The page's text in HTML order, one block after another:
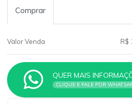
Comprar
Valor Venda R$
QUER MAIS
CLIQUE E FALE POR